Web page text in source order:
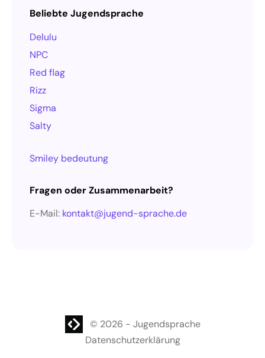
Beliebte Jugendsprache
Delulu
NPC
Red flag
Rizz
Sigma
Salty
Smiley bedeutung
Fragen oder Zusammenarbeit?
E-Mail: kontakt@jugend-sprache.de
WordPress Website
© 2026 - Jugendsprache
Datenschutzerklärung